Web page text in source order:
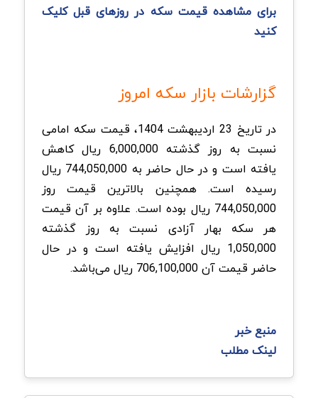
برای مشاهده قیمت سکه در روزهای قبل کلیک
کنید
گزارشات بازار سکه امروز
در تاریخ 23 اردیبهشت 1404، قیمت سکه امامی
نسبت به روز گذشته 6,000,000 ریال کاهش
یافته است و در حال حاضر به 744,050,000 ریال
رسیده است. همچنین بالاترین قیمت روز
744,050,000 ریال بوده است. علاوه بر آن قیمت
هر سکه بهار آزادی نسبت به روز گذشته
1,050,000 ریال افزایش یافته است و در حال
حاضر قیمت آن 706,100,000 ریال می‌باشد.
منبع خبر
لینک مطلب